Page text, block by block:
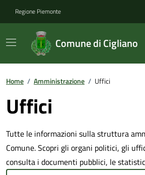
Regione Piemonte
Comune di Cigliano
Home / Amministrazione / Uffici
Uffici
Tutte le informazioni sulla struttura
Comune. Scopri gli organi politici, gli
consulta i documenti pubblici, le